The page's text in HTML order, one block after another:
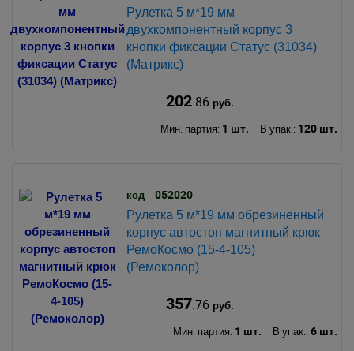
Рулетка 5 м*19 мм
двухкомпонентный корпус 3
кнопки фиксации Статус (31034)
(Матрикс)
202.86 руб.
Мин. партия: 1 шт. В упак.: 120 шт.
код 052020
Рулетка 5 м*19 мм обрезиненный
корпус автостоп магнитный крюк
РемоКосмо (15-4-105)
(Ремоколор)
357.76 руб.
Мин. партия: 1 шт. В упак.: 6 шт.